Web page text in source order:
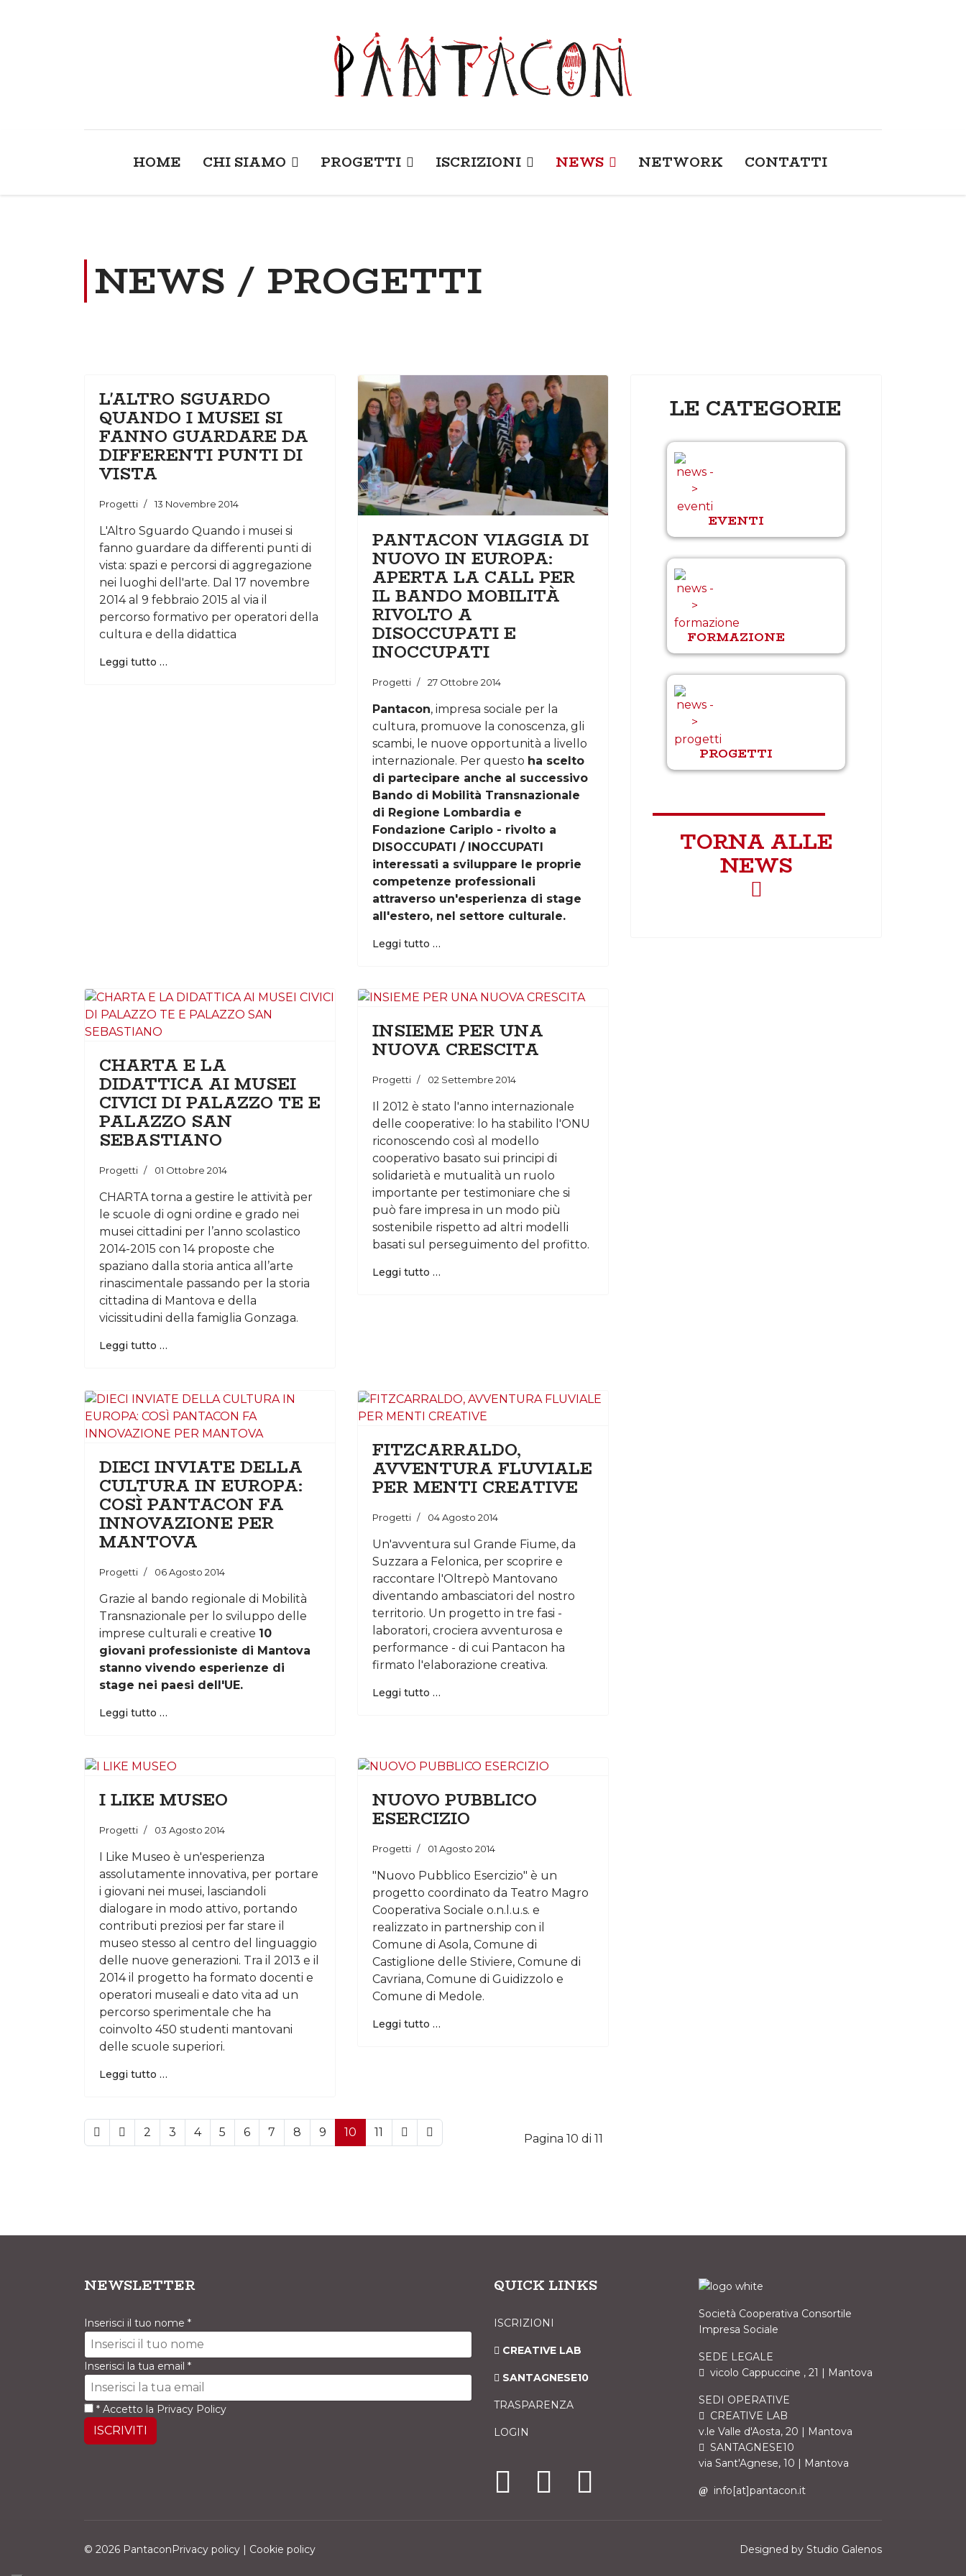
HOME CHI SIAMO PROGETTI ISCRIZIONI NEWS NETWORK CONTATTI
NEWS / PROGETTI
L'ALTRO SGUARDO
QUANDO I MUSEI SI
FANNO GUARDARE DA
DIFFERENTI PUNTI DI
VISTA
Progetti 13 Novembre 2014
L'Altro Sguardo Quando i musei si
fanno guardare da differenti punti di
vista: spazi e percorsi di aggregazione
nei luoghi dell'arte. Dal 17 novembre
2014 al 9 febbraio 2015 al via il
percorso formativo per operatori della
cultura e della didattica
Leggi tutto …
PANTACON VIAGGIA DI
NUOVO IN EUROPA:
APERTA LA CALL PER
IL BANDO MOBILITÀ
RIVOLTO A
DISOCCUPATI E
INOCCUPATI
Progetti 27 Ottobre 2014
Pantacon, impresa sociale per la
cultura, promuove la conoscenza, gli
scambi, le nuove opportunità a livello
internazionale. Per questo ha scelto
di partecipare anche al successivo
Bando di Mobilità Transnazionale
di Regione Lombardia e
Fondazione Cariplo - rivolto a
DISOCCUPATI / INOCCUPATI
interessati a sviluppare le proprie
competenze professionali
attraverso un'esperienza di stage
all'estero, nel settore culturale.
Leggi tutto …
CHARTA E LA
DIDATTICA AI MUSEI
CIVICI DI PALAZZO TE E
PALAZZO SAN
SEBASTIANO
Progetti 01 Ottobre 2014
CHARTA torna a gestire le attività per
le scuole di ogni ordine e grado nei
musei cittadini per l’anno scolastico
2014-2015 con 14 proposte che
spaziano dalla storia antica all’arte
rinascimentale passando per la storia
cittadina di Mantova e della
vicissitudini della famiglia Gonzaga.
Leggi tutto …
INSIEME PER UNA
NUOVA CRESCITA
Progetti 02 Settembre 2014
Il 2012 è stato l'anno internazionale
delle cooperative: lo ha stabilito l'ONU
riconoscendo così al modello
cooperativo basato sui principi di
solidarietà e mutualità un ruolo
importante per testimoniare che si
può fare impresa in un modo più
sostenibile rispetto ad altri modelli
basati sul perseguimento del profitto.
Leggi tutto …
DIECI INVIATE DELLA
CULTURA IN EUROPA:
COSÌ PANTACON FA
INNOVAZIONE PER
MANTOVA
Progetti 06 Agosto 2014
Grazie al bando regionale di Mobilità
Transnazionale per lo sviluppo delle
imprese culturali e creative 10
giovani professioniste di Mantova
stanno vivendo esperienze di
stage nei paesi dell'UE.
Leggi tutto …
FITZCARRALDO,
AVVENTURA FLUVIALE
PER MENTI CREATIVE
Progetti 04 Agosto 2014
Un'avventura sul Grande Fiume, da
Suzzara a Felonica, per scoprire e
raccontare l'Oltrepò Mantovano
diventando ambasciatori del nostro
territorio. Un progetto in tre fasi -
laboratori, crociera avventurosa e
performance - di cui Pantacon ha
firmato l'elaborazione creativa.
Leggi tutto …
I LIKE MUSEO
Progetti 03 Agosto 2014
I Like Museo è un'esperienza
assolutamente innovativa, per portare
i giovani nei musei, lasciandoli
dialogare in modo attivo, portando
contributi preziosi per far stare il
museo stesso al centro del linguaggio
delle nuove generazioni. Tra il 2013 e il
2014 il progetto ha formato docenti e
operatori museali e dato vita ad un
percorso sperimentale che ha
coinvolto 450 studenti mantovani
delle scuole superiori.
Leggi tutto …
NUOVO PUBBLICO
ESERCIZIO
Progetti 01 Agosto 2014
"Nuovo Pubblico Esercizio" è un
progetto coordinato da Teatro Magro
Cooperativa Sociale o.n.l.u.s. e
realizzato in partnership con il
Comune di Asola, Comune di
Castiglione delle Stiviere, Comune di
Cavriana, Comune di Guidizzolo e
Comune di Medole.
Leggi tutto …
Pagina 10 di 11
2 3 4 5 6 7 8 9 10 11
LE CATEGORIE
EVENTI
FORMAZIONE
PROGETTI
TORNA ALLE
NEWS
NEWSLETTER
Inserisci il tuo nome *
Inserisci la tua email *
* Accetto la Privacy Policy
ISCRIVITI
QUICK LINKS
ISCRIZIONI
CREATIVE LAB
SANTAGNESE10
TRASPARENZA
LOGIN
Società Cooperativa Consortile
Impresa Sociale
SEDE LEGALE
vicolo Cappuccine , 21 | Mantova
SEDI OPERATIVE
CREATIVE LAB
v.le Valle d'Aosta, 20 | Mantova
SANTAGNESE10
via Sant'Agnese, 10 | Mantova
info[at]pantacon.it
© 2026 PantaconPrivacy policy | Cookie policy Designed by Studio Galenos